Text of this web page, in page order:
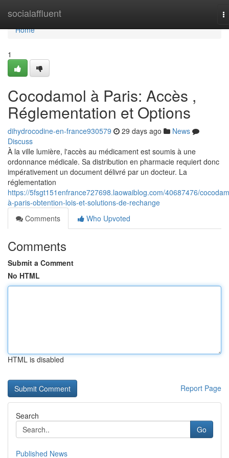
socialaffluent
Home
Home
1
Cocodamol à Paris: Accès ,
Réglementation et Options
dihydrocodine-en-france930579 29 days ago
News
Discuss
À la ville lumière, l'accès au médicament est soumis à une
ordonnance médicale. Sa distribution en pharmacie requiert donc
impérativement un document délivré par un docteur. La
réglementation
https://5fsgt151enfrance727698.laowaiblog.com/40687476/
à-paris-obtention-lois-et-solutions-de-rechange
Comments
Who Upvoted
Comments
Submit a Comment
No HTML
HTML is disabled
Report Page
Search
Go
Published News